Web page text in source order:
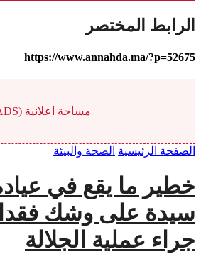
الرابط المختصر
https://www.annahda.ma/?p=52675
مساحة اعلانية (ADS)
الصفحة الرئيسية الصحة والبيئة
خطير ما يقع في
سيدة على وشك
جراء عملية الجلالة